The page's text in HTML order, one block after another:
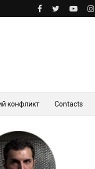
конфликт Contacts